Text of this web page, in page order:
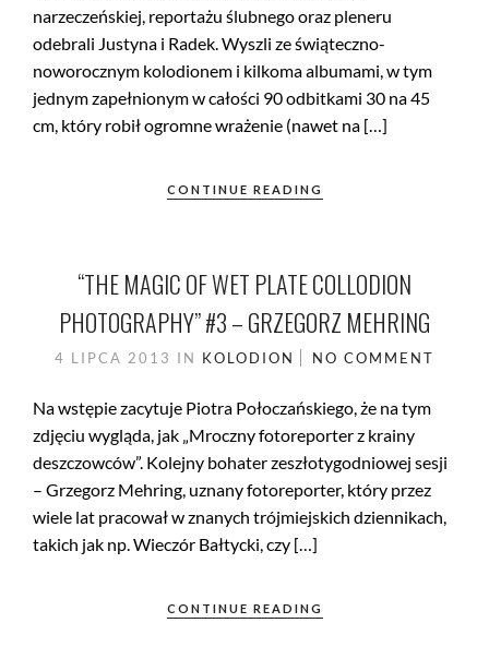
narzeczeńskiej, reportażu ślubnego oraz pleneru
odebrali Justyna i Radek. Wyszli ze świąteczno-
noworocznym kolodionem i kilkoma albumami, w tym
jednym zapełnionym w całości 90 odbitkami 30 na 45
cm, który robił ogromne wrażenie (nawet na […]
CONTINUE READING
“THE MAGIC OF WET PLATE COLLODION
PHOTOGRAPHY” #3 – GRZEGORZ MEHRING
4 LIPCA 2013 IN KOLODION NO COMMENT
Na wstępie zacytuje Piotra Połoczańskiego, że na tym
zdjęciu wygląda, jak „Mroczny fotoreporter z krainy
deszczowców”. Kolejny bohater zeszłotygodniowej sesji
– Grzegorz Mehring, uznany fotoreporter, który przez
wiele lat pracował w znanych trójmiejskich dziennikach,
takich jak np. Wieczór Bałtycki, czy […]
CONTINUE READING